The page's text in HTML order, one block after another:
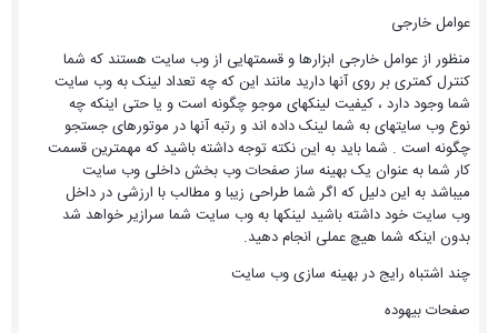
عوامل خارجی
منظور از عوامل خارجی ابزارها و قسمتهایی از وب سایت هستند که شما
کنترل کمتری بر روی آنها دارید مانند این که چه تعداد لینک به وب سایت
شما وجود دارد ، کیفیت لینکهای موجو چگونه است و یا حتی اینکه چه
نوع وب سایتهای به شما لینک داده اند و رتبه آنها در موتورهای جستجو
چگونه است . شما باید به این نکته توجه داشته باشید که مهمترین قسمت
کار شما به عنوان یک بهینه ساز صفحات وب بخش داخلی وب سایت
میباشد به این دلیل که اگر شما طراحی زیبا و مطالب با ارزشی در داخل
وب سایت خود داشته باشید لینکها به وب سایت شما سرازیر خواهد شد
بدون اینکه شما هیچ عملی انجام دهید.
چند اشتباه رایج در بهینه سازی وب سایت
صفحات بیهوده